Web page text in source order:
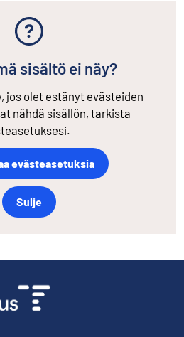
sisältö ei näy?
jos olet estänyt evästeiden
nähdä sisällön, tarkista
evästeasetuksia
Sulje